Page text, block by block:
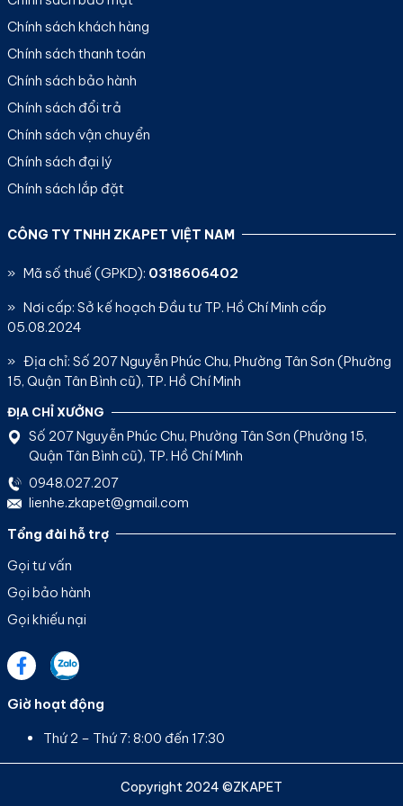
Chính sách khách hàng
Chính sách thanh toán
Chính sách bảo hành
Chính sách đổi trả
Chính sách vận chuyển
Chính sách đại lý
Chính sách lắp đặt
CÔNG TY TNHH ZKAPET VIỆT NAM
» Mã số thuế (GPKD): 0318606402
» Nơi cấp: Sở kế hoạch Đầu tư TP. Hồ Chí Minh cấp
05.08.2024
» Địa chỉ: Số 207 Nguyễn Phúc Chu, Phường Tân Sơn (Phường
15, Quận Tân Bình cũ), TP. Hồ Chí Minh
ĐỊA CHỈ XƯỞNG
Số 207 Nguyễn Phúc Chu, Phường Tân Sơn (Phường 15,
Quận Tân Bình cũ), TP. Hồ Chí Minh
0948.027.207
lienhe.zkapet@gmail.com
Tổng đài hỗ trợ
Gọi tư vấn
Gọi bảo hành
Gọi khiếu nại
Giờ hoạt động
Thứ 2 – Thứ 7: 8:00 đến 17:30
Copyright 2024 ©ZKAPET